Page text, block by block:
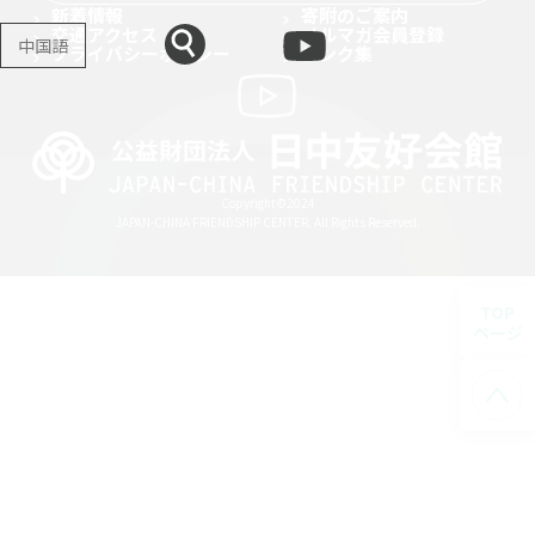
中国語交通アクセス メルマガ会員登録
プライバシーポリシー リンク集